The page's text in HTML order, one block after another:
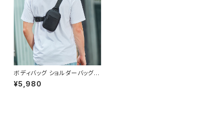
ボディバッグ ショルダーバッグ メ
ンズバッグ レディース 春夏 秋冬
春 夏 秋 冬 黒 サコッシュ クロ
¥5,980